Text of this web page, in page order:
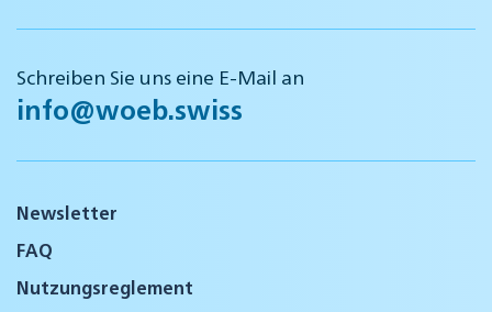
Schreiben Sie uns eine E-Mail an
info@woeb.swiss
Newsletter
FAQ
Nutzungsreglement